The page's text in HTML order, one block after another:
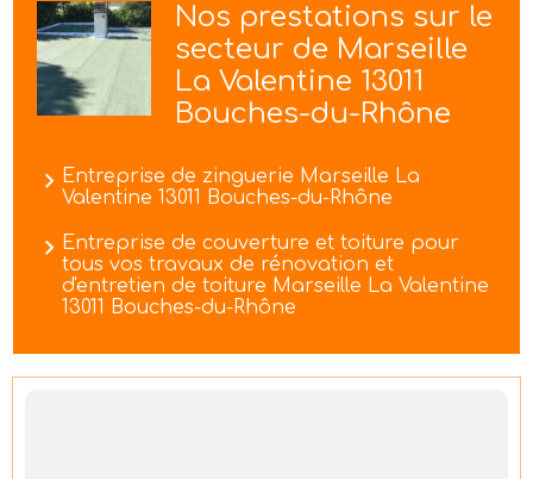
Nos prestations sur le
secteur de Marseille
La Valentine 13011
Bouches-du-Rhône
Entreprise de zinguerie Marseille La
Valentine 13011 Bouches-du-Rhône
Entreprise de couverture et toiture pour
tous vos travaux de rénovation et
d'entretien de toiture Marseille La Valentine
13011 Bouches-du-Rhône